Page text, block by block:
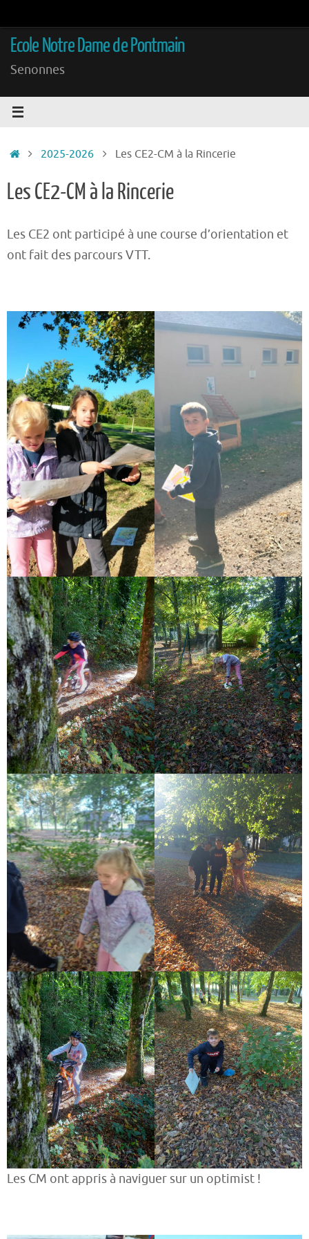
au
contenu
Ecole Notre Dame de Pontmain
Senonnes
Accueil2025-2026 Les CE2-CM à la Rincerie
Les CE2-CM à la Rincerie
Les CE2 ont participé à une course d’orientation et
ont fait des parcours VTT.
Les CM ont appris à naviguer sur un optimist !